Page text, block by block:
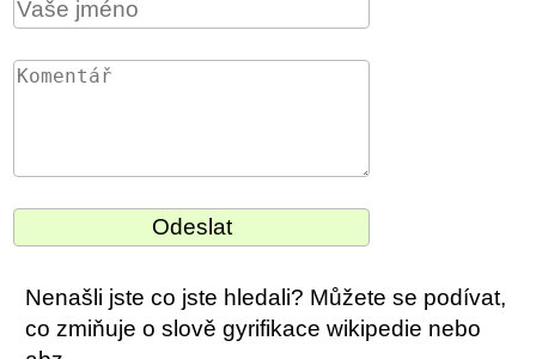
Nenašli jste co jste hledali? Můžete se podívat,
co zmiňuje o slově gyrifikace wikipedie nebo